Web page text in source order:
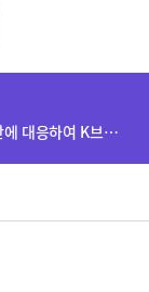
(설명자료) 지식재산처는 해외 K-뷰티 위조상품 확산에 대응하여 K브랜드 정부인증, 유통차단, 국제공조까지 K-브랜드 보호를 강화하고 있습니다.